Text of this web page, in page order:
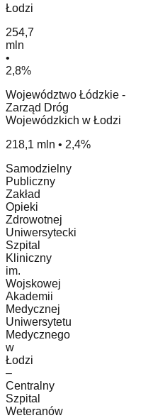
Łodzi
254,7
mln
•
2,8%
Województwo Łódzkie -
Zarząd Dróg
Wojewódzkich w Łodzi
218,1 mln • 2,4%
Samodzielny
Publiczny
Zakład
Opieki
Zdrowotnej
Uniwersytecki
Szpital
Kliniczny
im.
Wojskowej
Akademii
Medycznej
Uniwersytetu
Medycznego
w
Łodzi
–
Centralny
Szpital
Weteranów